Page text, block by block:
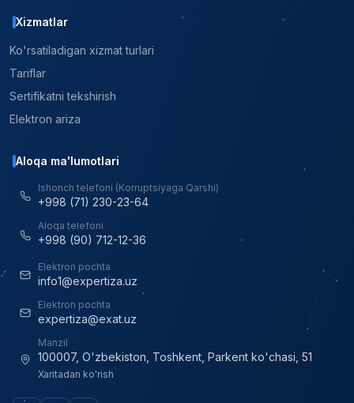
Xizmatlar
Ko'rsatiladigan xizmat turlari
Tariflar
Sertifikatni tekshirish
Elektron ariza
Aloqa ma'lumotlari
Ishonch telefoni (Korruptsiyaga Qarshi)
+998 (71) 230-23-64
Aloqa telefoni
+998 (90) 712-12-36
Elektron pochta
info1@expertiza.uz
Elektron pochta
expertiza@exat.uz
Manzil
100007, O'zbekiston, Toshkent, Parkent ko'chasi, 51
Xaritadan ko'rish